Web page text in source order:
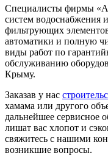
Специалисты фирмы
систем водоснабжения
фильтрующих
автоматики и полную
виды работ по
обслуживанию
Крыму.
Заказав у нас
хамама или другого
дальнейшее сервисное
лишат вас хлопот и
свяжитесь с нашими
возникшие вопросы.